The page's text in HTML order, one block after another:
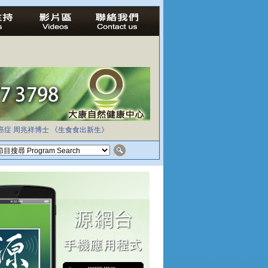
症 周兆祥博士 《生食食出新生》